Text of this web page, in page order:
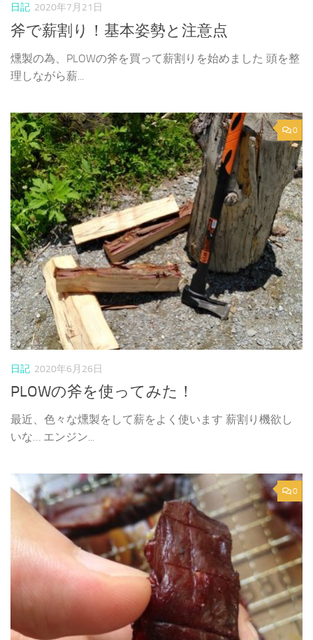
日記 2020年7月21日
斧で薪割り！基本姿勢と注意点
燻製の為、PLOWの斧を買って薪割りを始めました 頭を整
理しながら薪...
0
日記 2020年6月26日
PLOWの斧を使ってみた！
最近、色々な燻製をして薪をよく使います 薪割り機欲し
いな… エンジン...
0